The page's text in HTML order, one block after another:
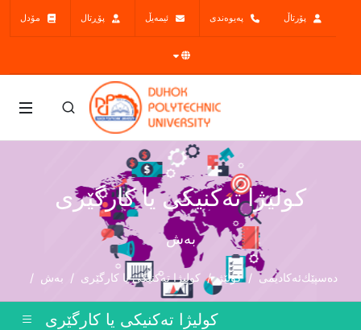
پۆرتاڵ پەیوەندی ئیمەیڵ پۆڕتال مۆدل
کولیژا تەکنیکى یا کارگێرى
بەش
دەسپێكئەکادیمی کۆلێژ کولیژا تەکنیکى یا کارگێرى بەش
کولیژا تەکنیکى یا کارگێرى